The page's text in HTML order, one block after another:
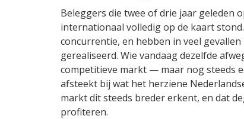
Beleggers die twee of drie jaar geleden
internationaal volledig op de kaart
concurrentie, en hebben in veel
gerealiseerd. Wie vandaag dezelfde
competitieve markt — maar nog steeds
afsteekt bij wat het herziene
markt dit steeds breder erkent, en dat
profiteren.